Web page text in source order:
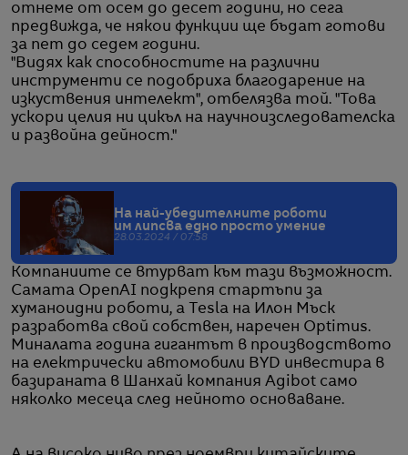
отнеме от осем до десет години, но сега
предвижда, че някои функции ще бъдат готови
за пет до седем години.
"Видях как способностите на различни
инструменти се подобриха благодарение на
изкуствения интелект", отбелязва той. "Това
ускори целия ни цикъл на научноизследователска
и развойна дейност."
На най-убедителните роботи
им липсва едно просто умение
28.03.2024 / 07:58
Компаниите се втурват към тази възможност.
Самата OpenAI подкрепя стартъпи за
хуманоидни роботи, а Tesla на Илон Мъск
разработва свой собствен, наречен Optimus.
Миналата година гигантът в производството
на електрически автомобили BYD инвестира в
базираната в Шанхай компания Agibot само
няколко месеца след нейното основаване.